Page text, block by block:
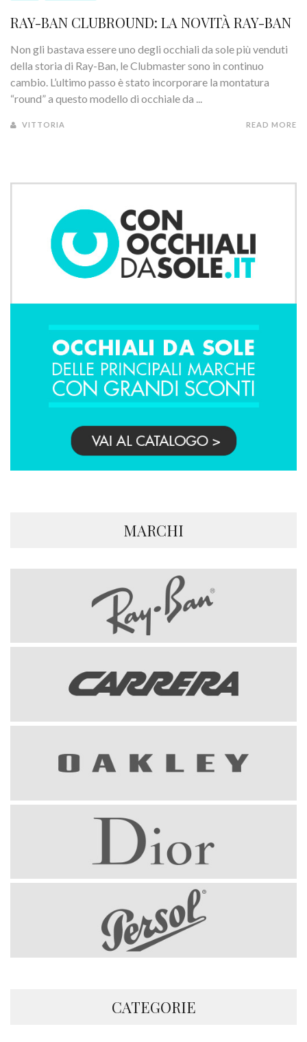
RAY-BAN CLUBROUND: LA NOVITÀ RAY-BAN
Non gli bastava essere uno degli occhiali da sole più venduti
della storia di Ray-Ban, le Clubmaster sono in continuo
cambio. L’ultimo passo è stato incorporare la montatura
“round” a questo modello di occhiale da ...
VITTORIA READ MORE
MARCHI
CATEGORIE